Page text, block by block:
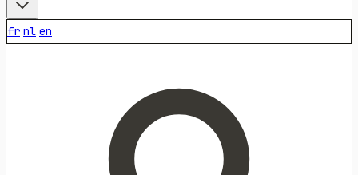
fr nl en